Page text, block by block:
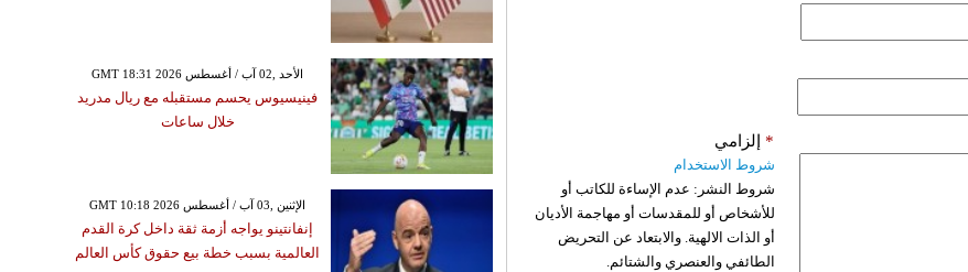
إلزامي *
شروط الاستخدام
شروط النشر: عدم الإساءة للكاتب أو
للأشخاص أو للمقدسات أو مهاجمة الأديان
أو الذات الالهية. والابتعاد عن التحريض
الطائفي والعنصري والشتائم.
GMT 18:31 2026 الأحد ,02 آب / أغسطس
فينيسيوس يحسم مستقبله مع ريال مدريد
خلال ساعات
GMT 10:18 2026 الإثنين ,03 آب / أغسطس
إنفانتينو يواجه أزمة ثقة داخل كرة القدم
العالمية بسبب خطة بيع حقوق كأس العالم